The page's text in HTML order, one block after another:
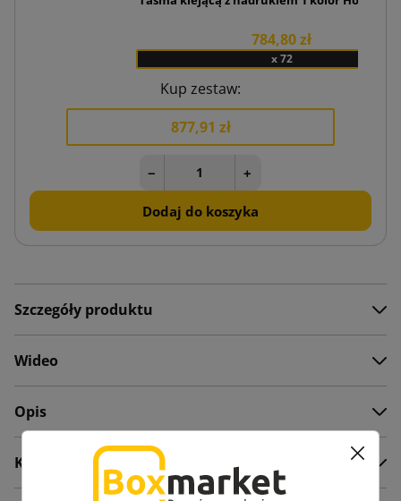
784,80 zł
x 72
Kup zestaw:
877,91 zł
− +
Dodaj do koszyka
Szczegóły produktu
Wideo
Opis
Komentarze